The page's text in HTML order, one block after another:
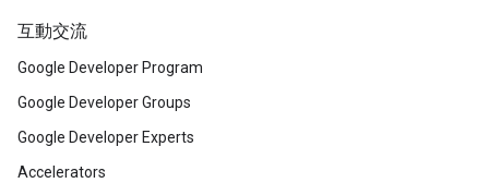
互動交流
Google Developer Program
Google Developer Groups
Google Developer Experts
Accelerators